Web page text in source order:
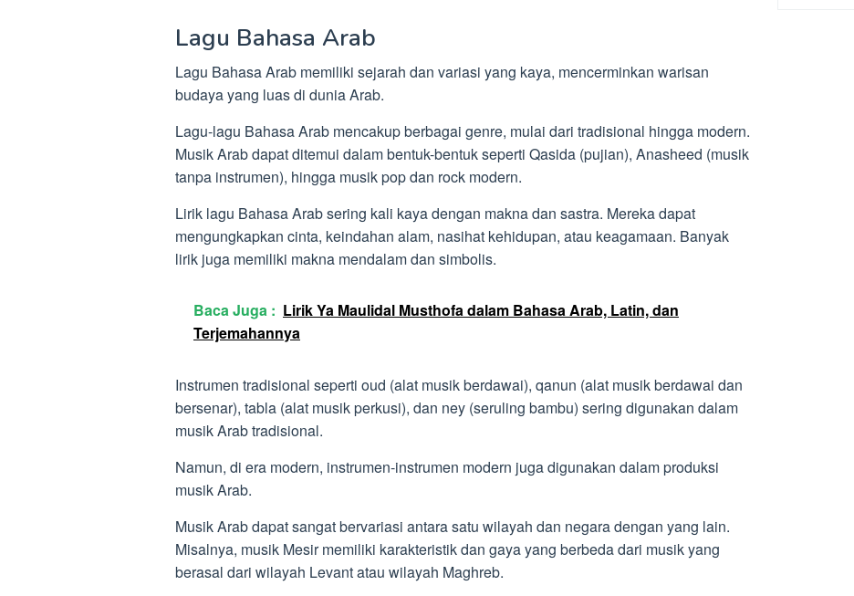
Lagu Bahasa Arab
Lagu Bahasa Arab memiliki sejarah dan variasi yang kaya, mencerminkan warisan
budaya yang luas di dunia Arab.
Lagu-lagu Bahasa Arab mencakup berbagai genre, mulai dari tradisional hingga modern.
Musik Arab dapat ditemui dalam bentuk-bentuk seperti Qasida (pujian), Anasheed (musik
tanpa instrumen), hingga musik pop dan rock modern.
Lirik lagu Bahasa Arab sering kali kaya dengan makna dan sastra. Mereka dapat
mengungkapkan cinta, keindahan alam, nasihat kehidupan, atau keagamaan. Banyak
lirik juga memiliki makna mendalam dan simbolis.
Baca Juga : Lirik Ya Maulidal Musthofa dalam Bahasa Arab, Latin, dan
Terjemahannya
Instrumen tradisional seperti oud (alat musik berdawai), qanun (alat musik berdawai dan
bersenar), tabla (alat musik perkusi), dan ney (seruling bambu) sering digunakan dalam
musik Arab tradisional.
Namun, di era modern, instrumen-instrumen modern juga digunakan dalam produksi
musik Arab.
Musik Arab dapat sangat bervariasi antara satu wilayah dan negara dengan yang lain.
Misalnya, musik Mesir memiliki karakteristik dan gaya yang berbeda dari musik yang
berasal dari wilayah Levant atau wilayah Maghreb.